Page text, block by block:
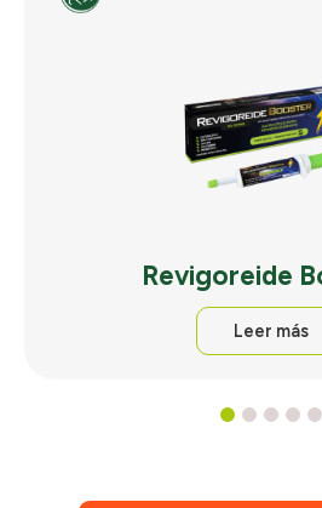
Revigoreide
Leer más
4 5